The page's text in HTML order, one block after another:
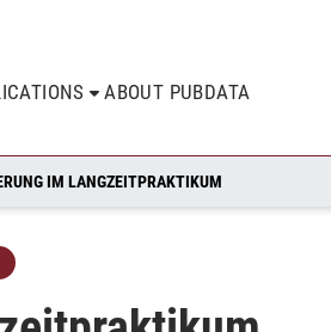
ABOUT PUBDATA
IM LANGZEITPRAKTIKUM